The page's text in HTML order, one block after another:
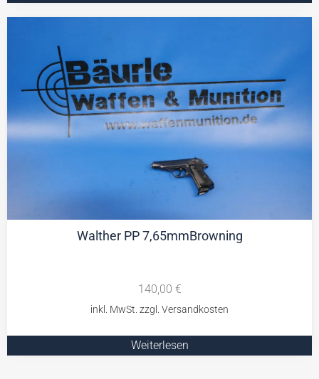
Walther PP 7,65mmBrowning
140,00 €
Weiterlesen